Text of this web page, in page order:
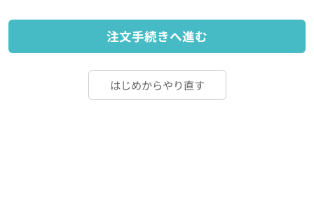
注文手続きへ進む
はじめからやり直す